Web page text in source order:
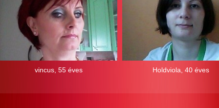
vincus, 55 éves Holdviola, 40 éves